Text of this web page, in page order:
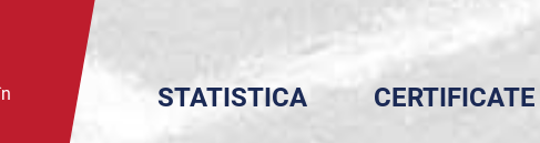
STATISTICA CERTIFICATE